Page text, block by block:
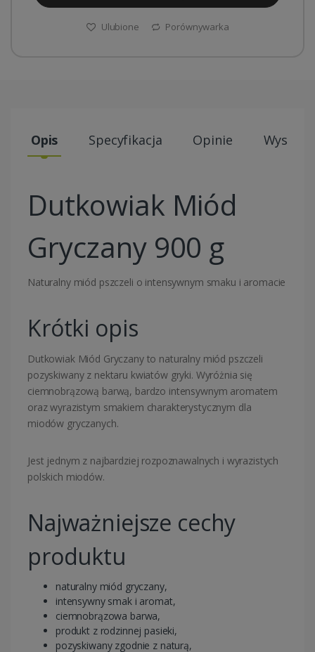
Ulubione Porównywarka
Opis Specyfikacja Opinie Wysyłki
Dutkowiak Miód
Gryczany 900 g
Naturalny miód pszczeli o intensywnym smaku i aromacie
Krótki opis
Dutkowiak Miód Gryczany to naturalny miód pszczeli
pozyskiwany z nektaru kwiatów gryki. Wyróżnia się
ciemnobrązową barwą, bardzo intensywnym aromatem
oraz wyrazistym smakiem charakterystycznym dla
miodów gryczanych.
Jest jednym z najbardziej rozpoznawalnych i wyrazistych
polskich miodów.
Najważniejsze cechy
produktu
naturalny miód gryczany,
intensywny smak i aromat,
ciemnobrązowa barwa,
produkt z rodzinnej pasieki,
pozyskiwany zgodnie z naturą,